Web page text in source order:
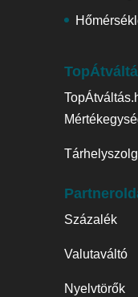
Százalék
Valutaváltó
Nyelvtörők